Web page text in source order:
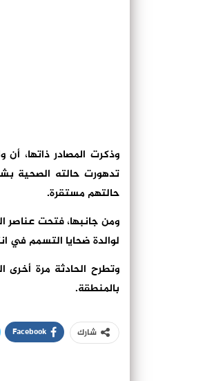
تدهورت حالته الصحية
حالتهم مستقرة.
ومن جانبها، فتحت عناصر
لوالدة ضحايا التسمم في
وتطرح الحادثة مرة أخرى
بالمنطقة.
شارك Facebook